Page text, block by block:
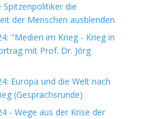
Spitzenpolitiker die
der Menschen ausblenden
"Medien im Krieg - Krieg in
mit Prof. Dr. Jörg
Europa und die Welt nach
(Gesprächsrunde)
- Wege aus der Krise der